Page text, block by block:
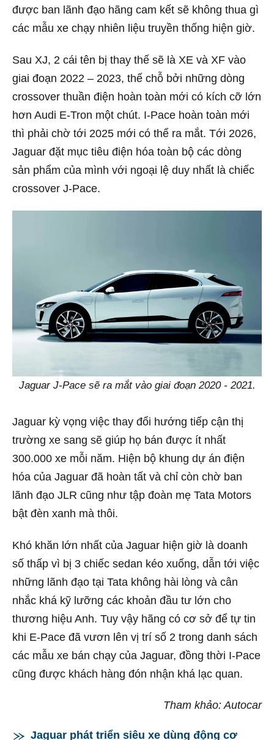
được ban lãnh đạo hãng cam kết sẽ không thua gì
các mẫu xe chạy nhiên liệu truyền thống hiện giờ.
Sau XJ, 2 cái tên bị thay thế sẽ là XE và XF vào
giai đoạn 2022 – 2023, thế chỗ bởi những dòng
crossover thuần điện hoàn toàn mới có kích cỡ lớn
hơn Audi E-Tron một chút. I-Pace hoàn toàn mới
thì phải chờ tới 2025 mới có thể ra mắt. Tới 2026,
Jaguar đặt mục tiêu điện hóa toàn bộ các dòng
sản phẩm của mình với ngoại lệ duy nhất là chiếc
crossover J-Pace.
Jaguar J-Pace sẽ ra mắt vào giai đoạn 2020 - 2021.
Jaguar kỳ vọng việc thay đổi hướng tiếp cận thị
trường xe sang sẽ giúp họ bán được ít nhất
300.000 xe mỗi năm. Hiện bộ khung dự án điện
hóa của Jaguar đã hoàn tất và chỉ còn chờ ban
lãnh đạo JLR cũng như tập đoàn mẹ Tata Motors
bật đèn xanh mà thôi.
Khó khăn lớn nhất của Jaguar hiện giờ là doanh
số thấp vì bị 3 chiếc sedan kéo xuống, dẫn tới việc
những lãnh đạo tại Tata không hài lòng và cân
nhắc khá kỹ lưỡng các khoản đầu tư lớn cho
thương hiệu Anh. Tuy vậy hãng có cơ sở để tự tin
khi E-Pace đã vươn lên vị trí số 2 trong danh sách
các mẫu xe bán chạy của Jaguar, đồng thời I-Pace
cũng được khách hàng đón nhận khá lạc quan.
Tham khảo: Autocar
Jaguar phát triển siêu xe dùng động cơ